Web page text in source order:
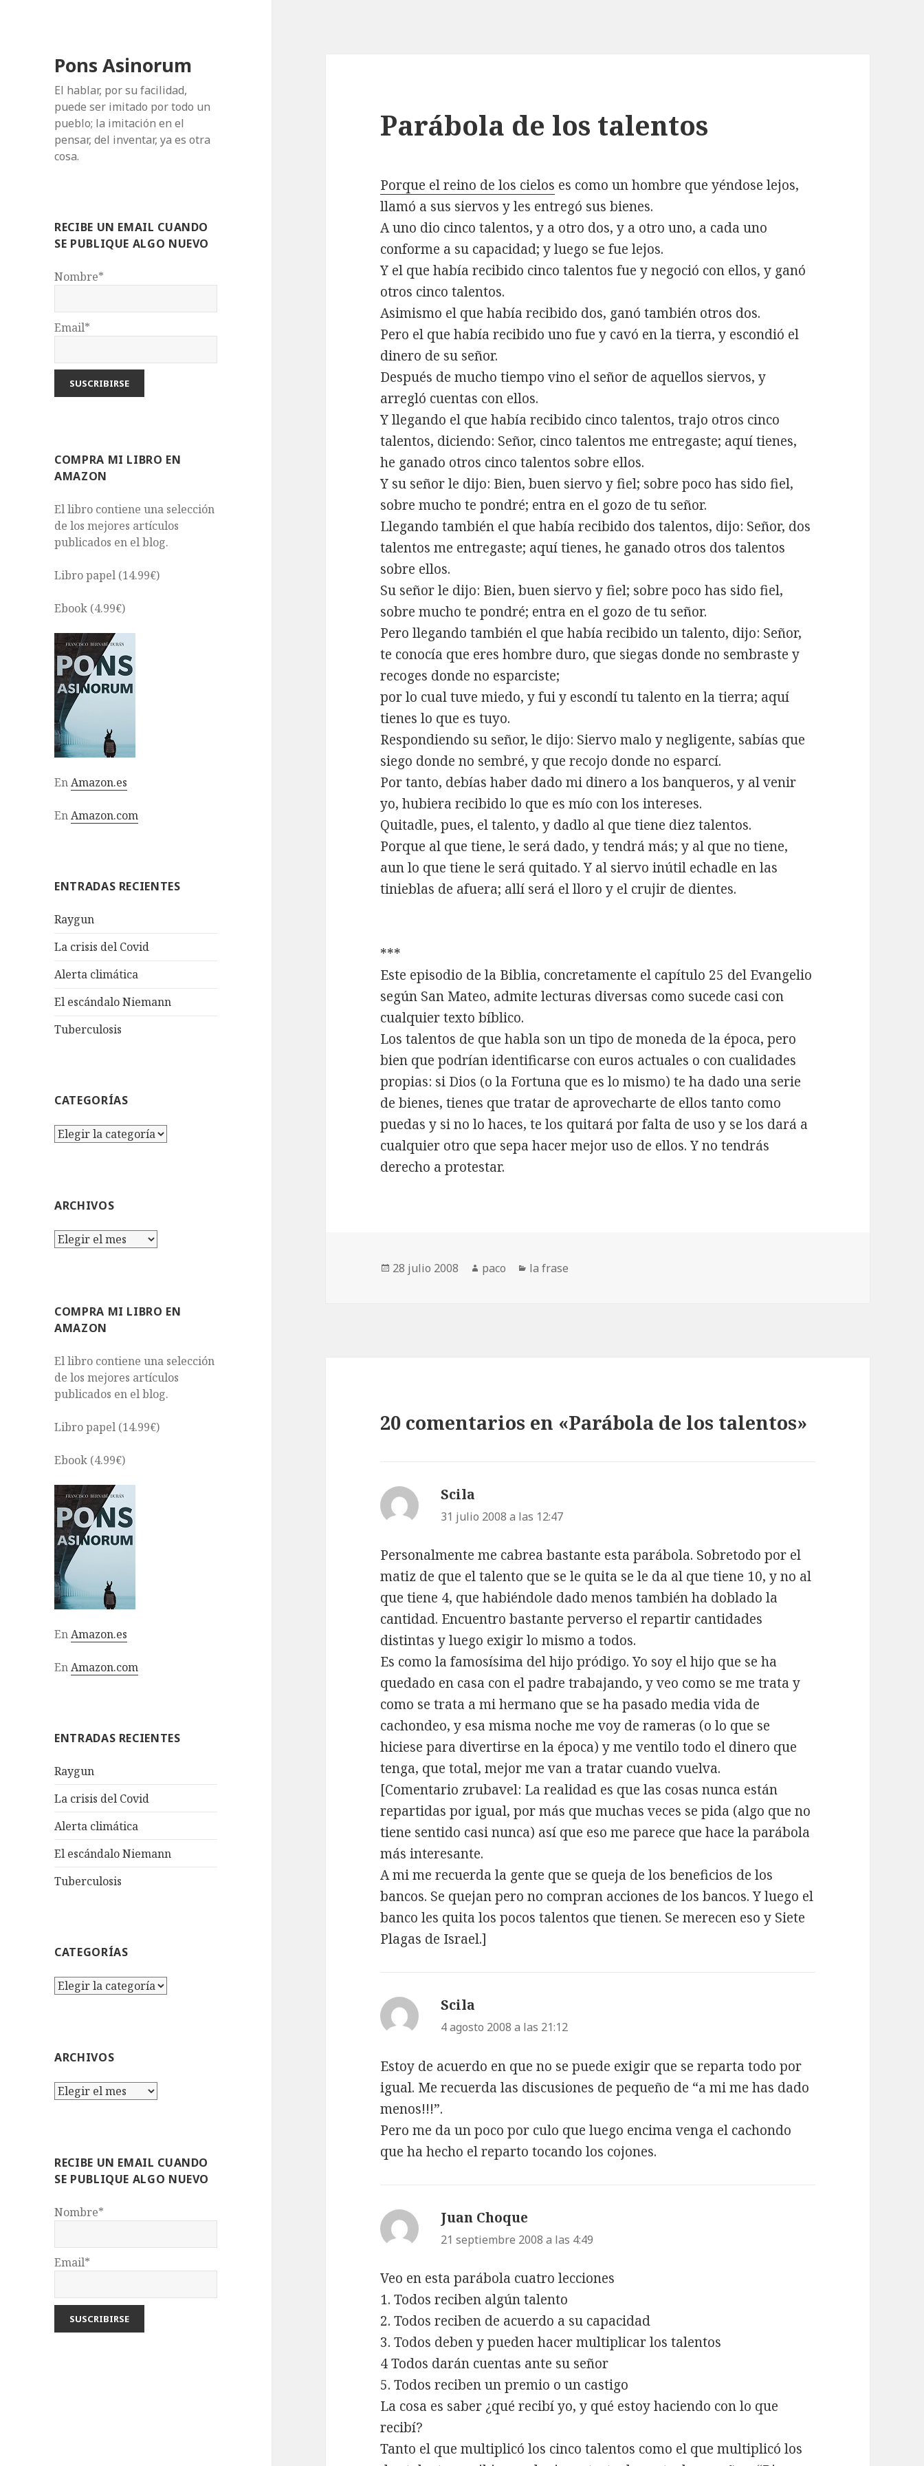
Pons Asinorum
El hablar, por su facilidad,
puede ser imitado por todo un
pueblo; la imitación en el
pensar, del inventar, ya es otra
cosa.
RECIBE UN EMAIL CUANDO
SE PUBLIQUE ALGO NUEVO
Nombre*
Email*
COMPRA MI LIBRO EN
AMAZON
El libro contiene una selección
de los mejores artículos
publicados en el blog.
Libro papel (14.99€)
Ebook (4.99€)
EnAmazon.es
EnAmazon.com
ENTRADAS RECIENTES
Raygun
La crisis del Covid
Alerta climática
El escándalo Niemann
Tuberculosis
CATEGORÍAS
Categorías
ARCHIVOS
Archivos
COMPRA MI LIBRO EN
AMAZON
El libro contiene una selección
de los mejores artículos
publicados en el blog.
Libro papel (14.99€)
Ebook (4.99€)
EnAmazon.es
EnAmazon.com
ENTRADAS RECIENTES
Raygun
La crisis del Covid
Alerta climática
El escándalo Niemann
Tuberculosis
CATEGORÍAS
Categorías
ARCHIVOS
Archivos
RECIBE UN EMAIL CUANDO
SE PUBLIQUE ALGO NUEVO
Nombre*
Email*
Parábola de los talentos
Porque el reino de los cielos es como un hombre que yéndose lejos,
llamó a sus siervos y les entregó sus bienes.
A uno dio cinco talentos, y a otro dos, y a otro uno, a cada uno
conforme a su capacidad; y luego se fue lejos.
Y el que había recibido cinco talentos fue y negoció con ellos, y ganó
otros cinco talentos.
Asimismo el que había recibido dos, ganó también otros dos.
Pero el que había recibido uno fue y cavó en la tierra, y escondió el
dinero de su señor.
Después de mucho tiempo vino el señor de aquellos siervos, y
arregló cuentas con ellos.
Y llegando el que había recibido cinco talentos, trajo otros cinco
talentos, diciendo: Señor, cinco talentos me entregaste; aquí tienes,
he ganado otros cinco talentos sobre ellos.
Y su señor le dijo: Bien, buen siervo y fiel; sobre poco has sido fiel,
sobre mucho te pondré; entra en el gozo de tu señor.
Llegando también el que había recibido dos talentos, dijo: Señor, dos
talentos me entregaste; aquí tienes, he ganado otros dos talentos
sobre ellos.
Su señor le dijo: Bien, buen siervo y fiel; sobre poco has sido fiel,
sobre mucho te pondré; entra en el gozo de tu señor.
Pero llegando también el que había recibido un talento, dijo: Señor,
te conocía que eres hombre duro, que siegas donde no sembraste y
recoges donde no esparciste;
por lo cual tuve miedo, y fui y escondí tu talento en la tierra; aquí
tienes lo que es tuyo.
Respondiendo su señor, le dijo: Siervo malo y negligente, sabías que
siego donde no sembré, y que recojo donde no esparcí.
Por tanto, debías haber dado mi dinero a los banqueros, y al venir
yo, hubiera recibido lo que es mío con los intereses.
Quitadle, pues, el talento, y dadlo al que tiene diez talentos.
Porque al que tiene, le será dado, y tendrá más; y al que no tiene,
aun lo que tiene le será quitado. Y al siervo inútil echadle en las
tinieblas de afuera; allí será el lloro y el crujir de dientes.
***
Este episodio de la Biblia, concretamente el capítulo 25 del Evangelio
según San Mateo, admite lecturas diversas como sucede casi con
cualquier texto bíblico.
Los talentos de que habla son un tipo de moneda de la época, pero
bien que podrían identificarse con euros actuales o con cualidades
propias: si Dios (o la Fortuna que es lo mismo) te ha dado una serie
de bienes, tienes que tratar de aprovecharte de ellos tanto como
puedas y si no lo haces, te los quitará por falta de uso y se los dará a
cualquier otro que sepa hacer mejor uso de ellos. Y no tendrás
derecho a protestar.
Publicado
28 julio 2008 Autor
paco Categorías
la frase
20 comentarios en «Parábola de los talentos»
Scila
31 julio 2008 a las 12:47
Personalmente me cabrea bastante esta parábola. Sobretodo por el
matiz de que el talento que se le quita se le da al que tiene 10, y no al
que tiene 4, que habiéndole dado menos también ha doblado la
cantidad. Encuentro bastante perverso el repartir cantidades
distintas y luego exigir lo mismo a todos.
Es como la famosísima del hijo pródigo. Yo soy el hijo que se ha
quedado en casa con el padre trabajando, y veo como se me trata y
como se trata a mi hermano que se ha pasado media vida de
cachondeo, y esa misma noche me voy de rameras (o lo que se
hiciese para divertirse en la época) y me ventilo todo el dinero que
tenga, que total, mejor me van a tratar cuando vuelva.
[Comentario zrubavel: La realidad es que las cosas nunca están
repartidas por igual, por más que muchas veces se pida (algo que no
tiene sentido casi nunca) así que eso me parece que hace la parábola
más interesante.
A mi me recuerda la gente que se queja de los beneficios de los
bancos. Se quejan pero no compran acciones de los bancos. Y luego el
banco les quita los pocos talentos que tienen. Se merecen eso y Siete
Plagas de Israel.]
Scila
4 agosto 2008 a las 21:12
Estoy de acuerdo en que no se puede exigir que se reparta todo por
igual. Me recuerda las discusiones de pequeño de “a mi me has dado
menos!!!”.
Pero me da un poco por culo que luego encima venga el cachondo
que ha hecho el reparto tocando los cojones.
Juan Choque
21 septiembre 2008 a las 4:49
Veo en esta parábola cuatro lecciones
1. Todos reciben algún talento
2. Todos reciben de acuerdo a su capacidad
3. Todos deben y pueden hacer multiplicar los talentos
4 Todos darán cuentas ante su señor
5. Todos reciben un premio o un castigo
La cosa es saber ¿qué recibí yo, y qué estoy haciendo con lo que
recibí?
Tanto el que multiplicó los cinco talentos como el que multiplicó los